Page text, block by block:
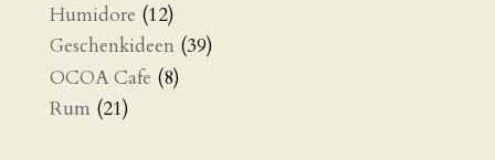
Humidore (12)
Geschenkideen (39)
OCOA Cafe (8)
Rum (21)